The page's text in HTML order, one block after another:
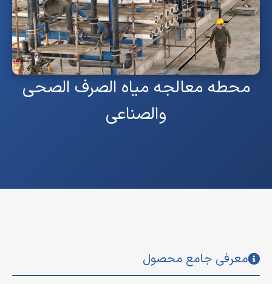
محطه معالجه میاه الصرف الصحی
والصناعی
معرفی جامع محصول